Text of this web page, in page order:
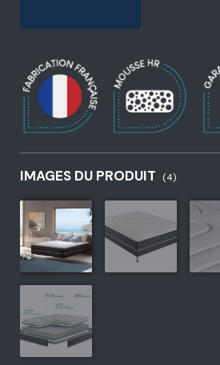
IMAGES DU PRODUIT (4)